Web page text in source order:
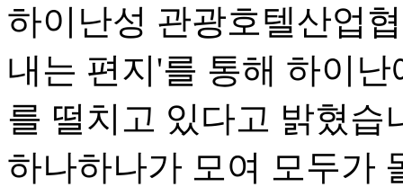
하이난성 관광호텔산업
내는 편지'를 통해 하이
를 떨치고 있다고 밝혔습
하나하나가 모여 모두가